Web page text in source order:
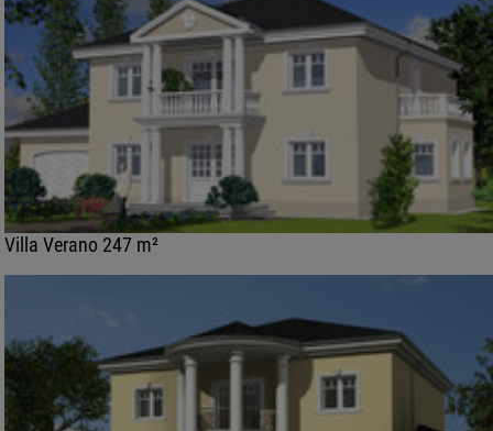
Villa Verano 247 m²